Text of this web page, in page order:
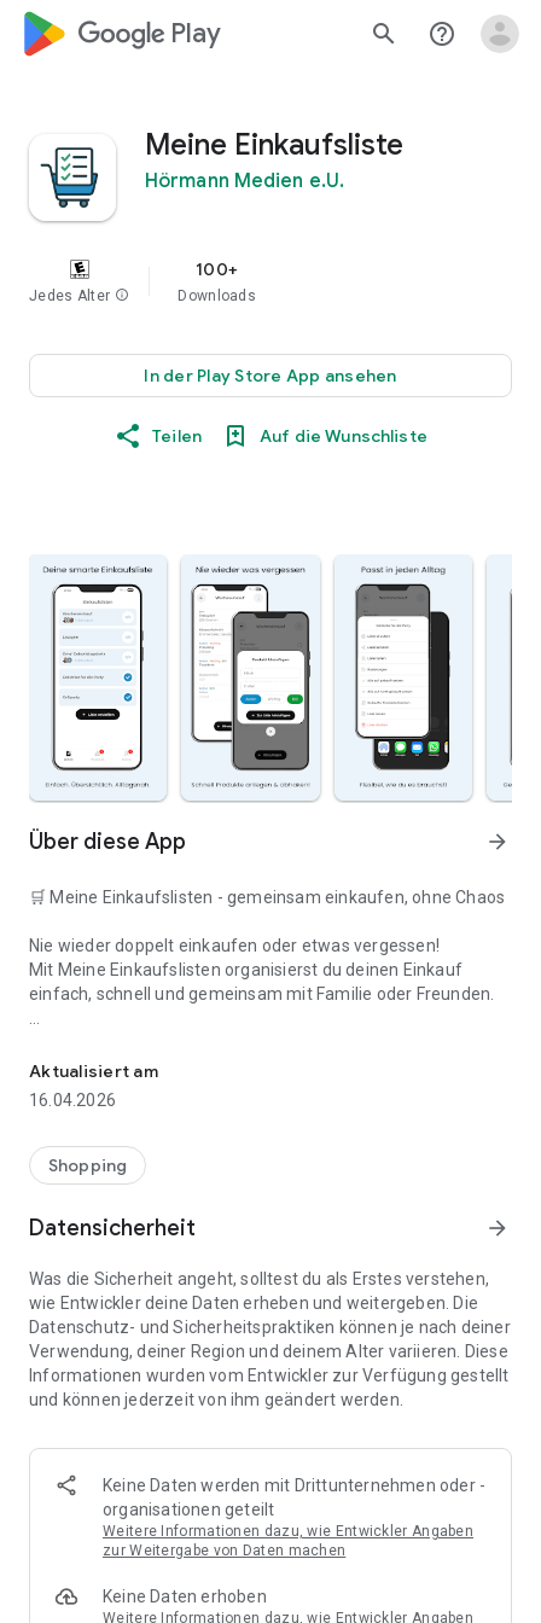
google_logo Play search help_outline
Meine Einkaufsliste
Hörmann Medien e.U.
Jedes Alter info
100+
Downloads
In der Play Store App ansehen
Teilen Auf die Wunschliste
Über diese App arrow_forward
🛒 Meine Einkaufslisten - gemeinsam einkaufen, ohne Chaos
Nie wieder doppelt einkaufen oder etwas vergessen!
Mit Meine Einkaufslisten organisierst du deinen Einkauf
einfach, schnell und gemeinsam mit Familie oder Freunden.
👨‍👩‍👧 Gemeinsame Einkaufslisten in Echtzeit: Alle sehen
⚡ Superschnell & einfach: Liste in Sekunden erstellen und
sofort loslegen.
📱 Immer dabei: Deine Einkaufsliste ist jederzeit auf deinem
🤝 Teilen leicht gemacht: Lade andere ein und erledigt den
Einkauf gemeinsam.
🍳 Zutaten direkt aus Rezepten übernehmen: Importiere
Zutaten von Rezept-Webseiten und verwandle sie
🚀 DEINE VORTEILE IM ALLTAG
* Nie wieder doppelte Einkäufe
* Kein Chaos mehr beim Einkaufen
* Bessere Abstimmung mit Familie & Freunden
* Perfekt für die Essensplanung
Aktualisiert am
16.04.2026
Shopping
Datensicherheit arrow_forward
Was die Sicherheit angeht, solltest du als Erstes verstehen,
wie Entwickler deine Daten erheben und weitergeben. Die
Datenschutz- und Sicherheitspraktiken können je nach deiner
Verwendung, deiner Region und deinem Alter variieren. Diese
Informationen wurden vom Entwickler zur Verfügung gestellt
und können jederzeit von ihm geändert werden.
Keine Daten werden mit Drittunternehmen oder -
organisationen geteilt
Weitere Informationen dazu, wie Entwickler Angaben
zur Weitergabe von Daten machen
Keine Daten erhoben
Weitere Informationen dazu, wie Entwickler Angaben